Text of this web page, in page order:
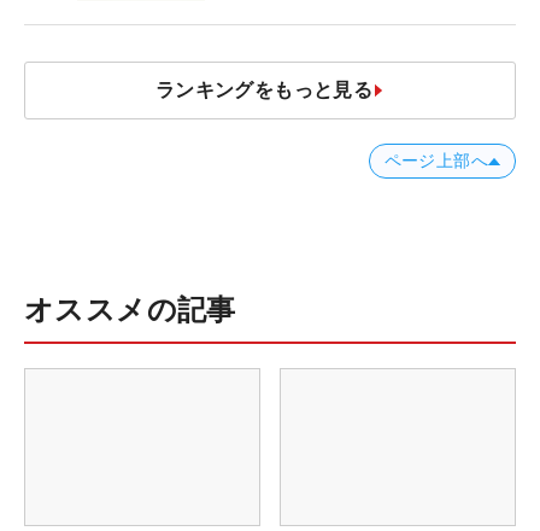
ランキングをもっと見る
ページ上部へ
オススメの記事